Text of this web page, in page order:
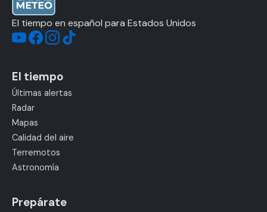
El tiempo en español para Estados Unidos
El tiempo
Últimas alertas
Radar
Mapas
Calidad del aire
Terremotos
Astronomía
Prepárate